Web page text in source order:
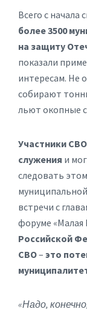
Всего с начала
более 3500
на защиту
показали
интересам. Не
собирают
льют окопные
Участники
служения и
следовать
встречи с
форуме «Малая
Российской
СВО– это
«Надо,